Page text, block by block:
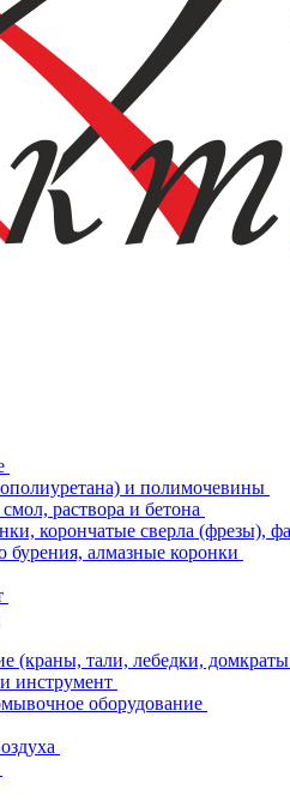
и полимочевины
раствора и бетона
корончатые сверла (фрезы),
бурения, алмазные коронки
(краны, тали, лебедки,
инструмент
оборудование